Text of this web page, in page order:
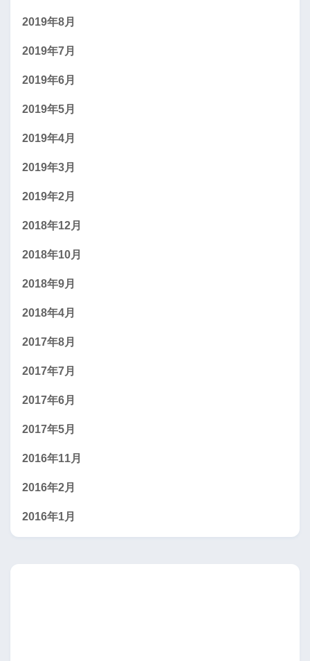
2019年8月
2019年7月
2019年6月
2019年5月
2019年4月
2019年3月
2019年2月
2018年12月
2018年10月
2018年9月
2018年4月
2017年8月
2017年7月
2017年6月
2017年5月
2016年11月
2016年2月
2016年1月